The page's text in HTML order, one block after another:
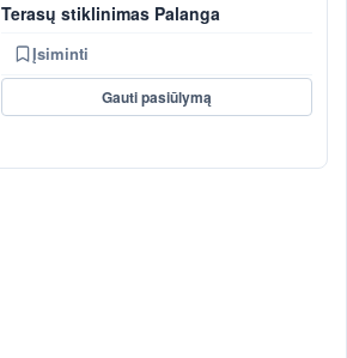
Terasų stiklinimas Palanga
Įsiminti
Gauti pasiūlymą